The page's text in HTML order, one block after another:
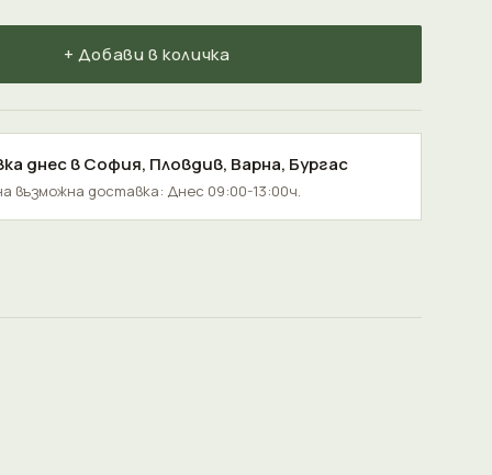
+ Добави в количка
днес вСофия, Пловдив, Варна, Бургас
възможна доставка: Днес 09:00-13:00ч.